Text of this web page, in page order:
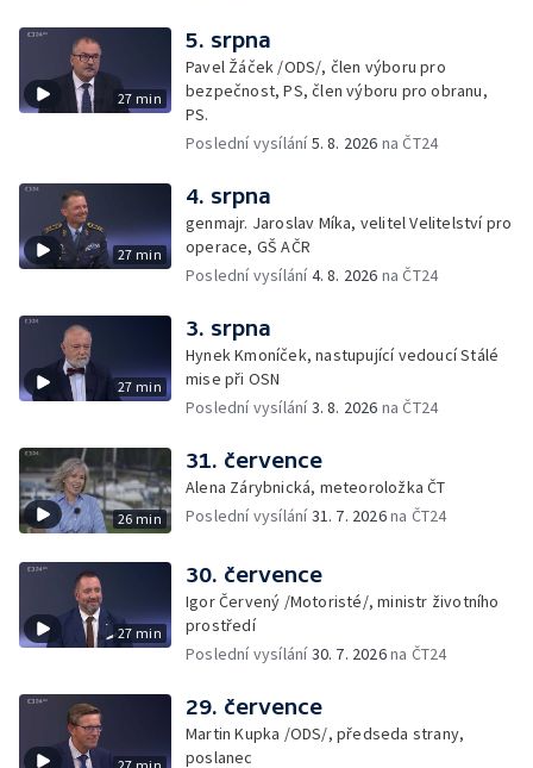
27 min
5. srpna
Pavel Žáček /ODS/, člen výboru pro
bezpečnost, PS, člen výboru pro obranu,
PS.
Poslední vysílání5. 8. 2026 na ČT24
27 min
4. srpna
genmajr. Jaroslav Míka, velitel Velitelství pro
operace, GŠ AČR
Poslední vysílání4. 8. 2026 na ČT24
27 min
3. srpna
Hynek Kmoníček, nastupující vedoucí Stálé
mise při OSN
Poslední vysílání3. 8. 2026 na ČT24
26 min
31. července
Alena Zárybnická, meteoroložka ČT
Poslední vysílání31. 7. 2026na ČT24
27 min
30. července
Igor Červený /Motoristé/, ministr životního
prostředí
Poslední vysílání30. 7. 2026na ČT24
29. července
Martin Kupka /ODS/, předseda strany,
poslanec